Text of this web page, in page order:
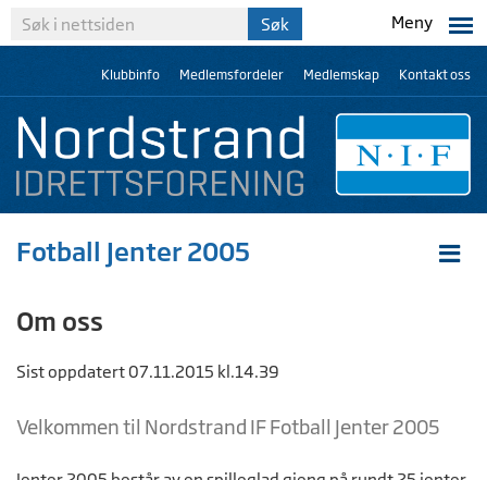
Meny
Klubbinfo Medlemsfordeler Medlemskap Kontakt oss
Fotball Jenter 2005
Om oss
Sist oppdatert 07.11.2015 kl.14.39
Velkommen til Nordstrand IF Fotball Jenter 2005